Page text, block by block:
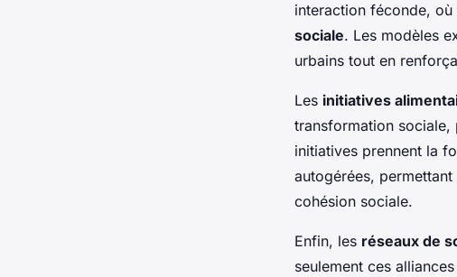
interaction féconde,
sociale. Les modèles
urbains tout en
Les initiatives
transformation sociale,
initiatives prennent la
autogérées,
cohésion sociale.
Enfin, les réseaux de
seulement ces